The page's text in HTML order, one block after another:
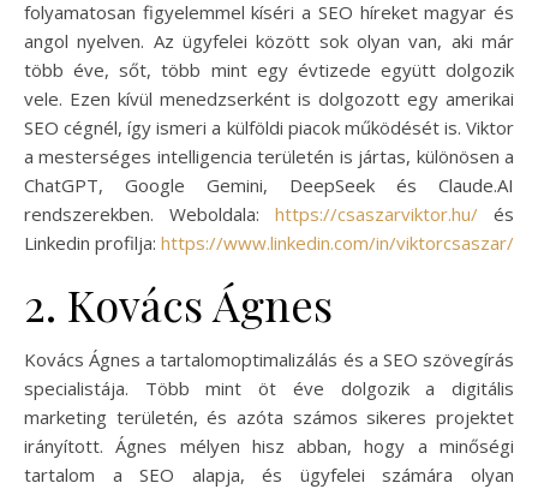
folyamatosan figyelemmel kíséri a SEO híreket magyar és
angol nyelven. Az ügyfelei között sok olyan van, aki már
több éve, sőt, több mint egy évtizede együtt dolgozik
vele. Ezen kívül menedzserként is dolgozott egy amerikai
SEO cégnél, így ismeri a külföldi piacok működését is. Viktor
a mesterséges intelligencia területén is jártas, különösen a
ChatGPT, Google Gemini, DeepSeek és Claude.AI
rendszerekben. Weboldala: https://csaszarviktor.hu/ és
Linkedin profilja: https://www.linkedin.com/in/viktorcsaszar/
2. Kovács Ágnes
Kovács Ágnes a tartalomoptimalizálás és a SEO szövegírás
specialistája. Több mint öt éve dolgozik a digitális
marketing területén, és azóta számos sikeres projektet
irányított. Ágnes mélyen hisz abban, hogy a minőségi
tartalom a SEO alapja, és ügyfelei számára olyan